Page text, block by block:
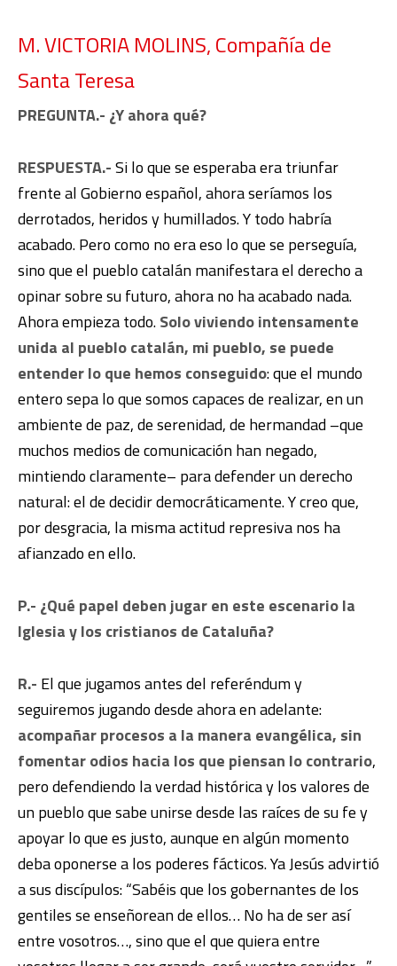
M. VICTORIA MOLINS, Compañía de
Santa Teresa
PREGUNTA.- ¿Y ahora qué?
RESPUESTA.-Si lo que se esperaba era triunfar
frente al Gobierno español, ahora seríamos los
derrotados, heridos y humillados. Y todo habría
acabado. Pero como no era eso lo que se perseguía,
sino que el pueblo catalán manifestara el derecho a
opinar sobre su futuro, ahora no ha acabado nada.
Ahora empieza todo.Solo viviendo intensamente
unida al pueblo catalán, mi pueblo, se puede
entender lo que hemos conseguido: que el mundo
entero sepa lo que somos capaces de realizar, en un
ambiente de paz, de serenidad, de hermandad –que
muchos medios de comunicación han negado,
mintiendo claramente– para defender un derecho
natural: el de decidir democráticamente. Y creo que,
por desgracia, la misma actitud represiva nos ha
afianzado en ello.
P.- ¿Qué papel deben jugar en este escenario la
Iglesia y los cristianos de Cataluña?
R.- El que jugamos antes del referéndum y
seguiremos jugando desde ahora en adelante:
acompañar procesos a la manera evangélica, sin
fomentar odios hacia los que piensan lo contrario,
pero defendiendo la verdad histórica y los valores de
un pueblo que sabe unirse desde las raíces de su fe y
apoyar lo que es justo, aunque en algún momento
deba oponerse a los poderes fácticos. Ya Jesús advirtió
a sus discípulos: “Sabéis que los gobernantes de los
gentiles se enseñorean de ellos… No ha de ser así
entre vosotros…, sino que el que quiera entre